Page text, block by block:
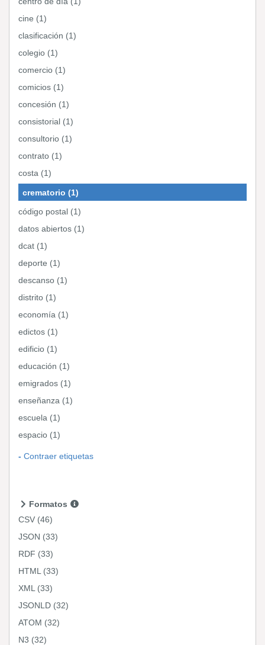
cine (1)
clasificación (1)
colegio (1)
comercio (1)
comicios (1)
concesión (1)
consistorial (1)
consultorio (1)
contrato (1)
costa (1)
crematorio (1)
código postal (1)
datos abiertos (1)
dcat (1)
deporte (1)
descanso (1)
distrito (1)
economía (1)
edictos (1)
edificio (1)
educación (1)
emigrados (1)
enseñanza (1)
escuela (1)
espacio (1)
Contraer etiquetas
Formatos
CSV (46)
JSON (33)
RDF (33)
HTML (33)
XML (33)
JSONLD (32)
ATOM (32)
N3 (32)